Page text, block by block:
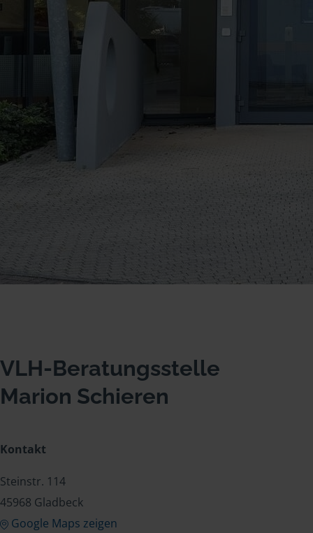
VLH-Beratungsstelle
Marion Schieren
Kontakt
Steinstr. 114
45968 Gladbeck
Google Maps zeigen